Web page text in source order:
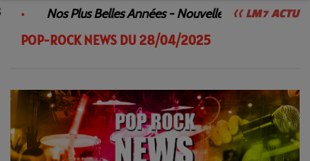
<< LM7 ACTU
Nos Plus Belles Années - Nouvelle Émission
Rediffusions de nos émissions POP-ROCK NEWS POP-ROCK NEWS DU 28/04/2025
POP-ROCK NEWS DU 28/04/2025